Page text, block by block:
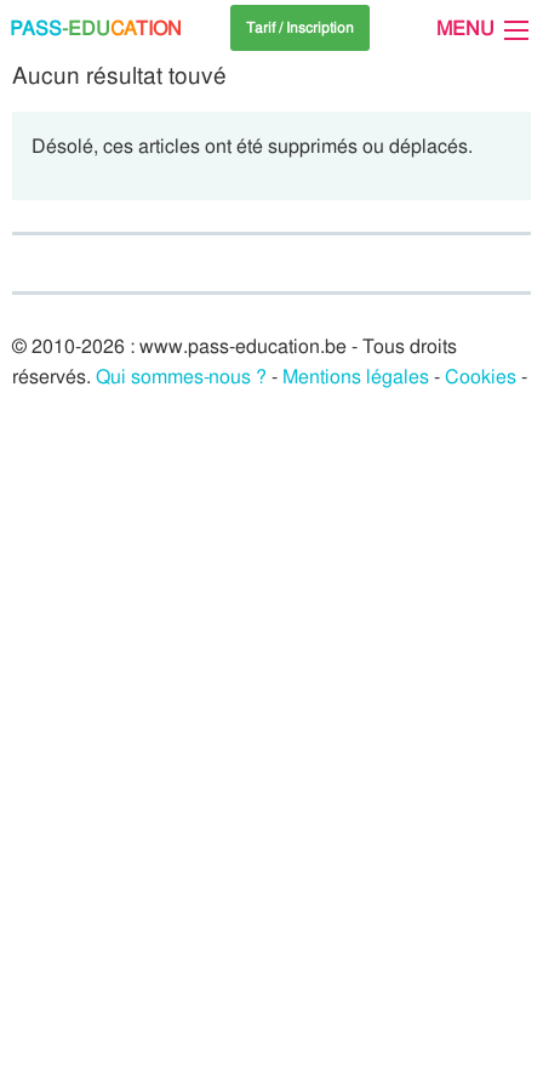
PASS-EDUCATION Tarif / Inscription MENU
Aucun résultat touvé
Désolé, ces articles ont été supprimés ou déplacés.
© 2010-2026 : www.pass-education.be - Tous droits
réservés. Qui sommes-nous ? - Mentions légales-Cookies-